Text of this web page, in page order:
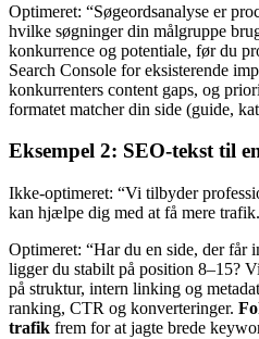
Optimeret: “Søgeordsanalyse er
hvilke søgninger din målgruppe
konkurrence og potentiale, før du
Search Console for eksisterende
konkurrenters content gaps, og
formatet matcher din side (guide,
Eksempel 2: SEO-tekst til
Ikke-optimeret: “Vi tilbyder
kan hjælpe dig med at få mere
Optimeret: “Har du en side, der får
ligger du stabilt på position 8–15?
på struktur, intern linking og
ranking, CTR og konverteringer.
trafik frem for at jagte brede